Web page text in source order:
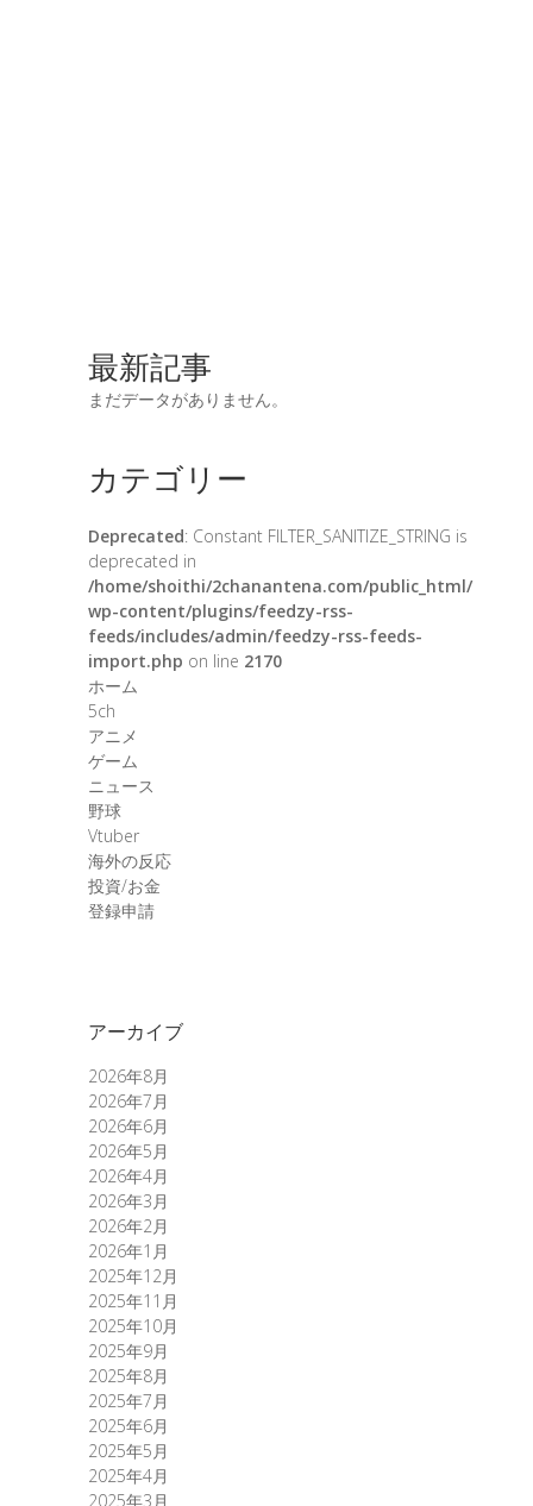
最新記事
まだデータがありません。
カテゴリー
Deprecated: Constant FILTER_SANITIZE_STRING is
deprecated in
/home/shoithi/2chanantena.com/public_html/
wp-content/plugins/feedzy-rss-
feeds/includes/admin/feedzy-rss-feeds-
import.php on line 2170
ホーム
5ch
アニメ
ゲーム
ニュース
野球
Vtuber
海外の反応
投資/お金
登録申請
アーカイブ
2026年8月
2026年7月
2026年6月
2026年5月
2026年4月
2026年3月
2026年2月
2026年1月
2025年12月
2025年11月
2025年10月
2025年9月
2025年8月
2025年7月
2025年6月
2025年5月
2025年4月
2025年3月